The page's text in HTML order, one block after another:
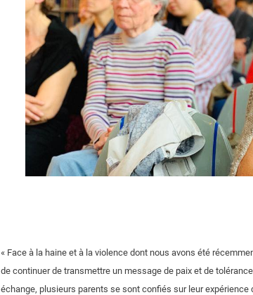
« Face à la haine et à la violence dont nous avons été
de continuer de transmettre un message de paix et de
échange, plusieurs parents se sont confiés sur leur